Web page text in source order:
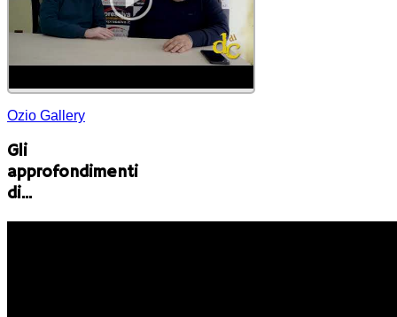
Ozio Gallery
Gli
approfondimenti
di...